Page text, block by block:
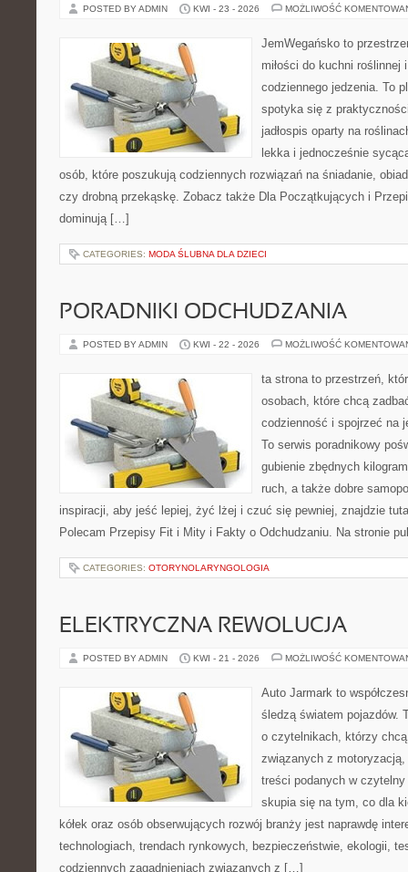
POSTED BY ADMIN KWI - 23 - 2026 MOŻLIWOŚĆ
JemWegańsko to
miłości do kuchni roślinnej
codziennego jedzenia. To
spotyka się z
jadłospis oparty na
lekka i jednocześnie
osób, które poszukują codziennych rozwiązań na śniadanie,
czy drobną przekąskę. Zobacz także Dla Początkujących i
dominują […]
CATEGORIES: MODA ŚLUBNA DLA DZIECI
PORADNIKI ODCHUDZANIA
POSTED BY ADMIN KWI - 22 - 2026 MOŻLIWOŚĆ
ta strona to przestrzeń,
osobach, które chcą
codzienność i spojrzeć na
To serwis poradnikowy
gubienie zbędnych
ruch, a także dobre
inspiracji, aby jeść lepiej, żyć lżej i czuć się pewniej, znajdzie
Polecam Przepisy Fit i Mity i Fakty o Odchudzaniu. Na stronie
CATEGORIES: OTORYNOLARYNGOLOGIA
ELEKTRYCZNA REWOLUCJA
POSTED BY ADMIN KWI - 21 - 2026 MOŻLIWOŚĆ
Auto Jarmark to
śledzą światem pojazdów.
o czytelnikach, którzy
związanych z
treści podanych w
skupia się na tym, co dla
kółek oraz osób obserwujących rozwój branży jest naprawdę
technologiach, trendach rynkowych, bezpieczeństwie, ekologii,
codziennych zagadnieniach związanych z […]